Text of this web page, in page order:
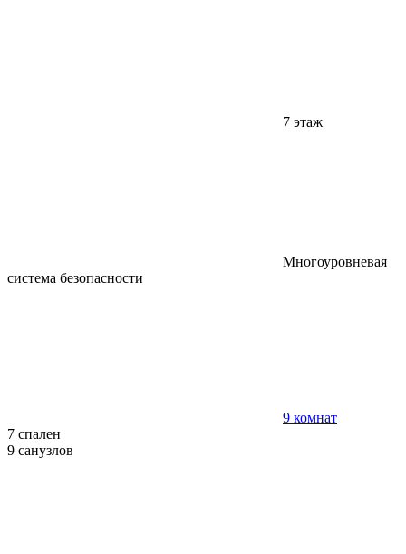
7 этаж
Многоуровневая
система безопасности
9 комнат
7 спален
9 санузлов